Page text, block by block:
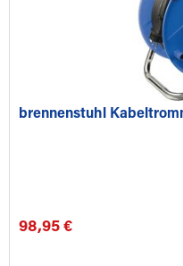
brennenstuhl
98,95 €